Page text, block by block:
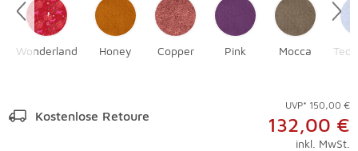
Wonderland Honey Copper Pink Mocca Ted
Kostenlose Retoure
UVP* 150,00 €
132,00 €
inkl. MwSt.